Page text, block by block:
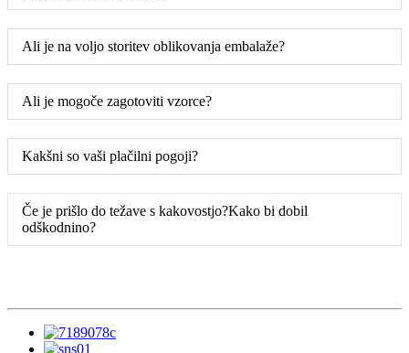
Ali je na voljo storitev oblikovanja embalaže?
Ali je mogoče zagotoviti vzorce?
Kakšni so vaši plačilni pogoji?
Če je prišlo do težave s kakovostjo?Kako bi dobil
odškodnino?